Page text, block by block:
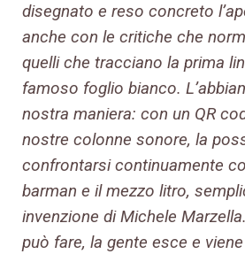
disegnato e reso concreto
anche con le critiche che
quelli che tracciano la prima
famoso foglio bianco.
nostra maniera: con un QR
nostre colonne sonore, la
confrontarsi continuamente
barman e il mezzo litro,
invenzione di Michele
può fare, la gente esce e